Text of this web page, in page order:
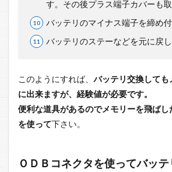
す。その後プラス端子カバーも取
バッテリのマイナス端子を締め付
バッテリのステーなどを元に戻し
このようにすれば、 バッテリ交換して
に出来ますが、経験値が必要です。
便利な道具があるのでメモリーを飛ばし
を使って下さい。
ＯＤＢコネクタを使ってバッ